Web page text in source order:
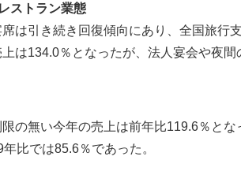
ストラン業態
は引き続き回復傾向にあり、全国旅行
上は134.0％となったが、法人宴会や夜
の無い今年の売上は前年比119.6％と
比では85.6％であった。